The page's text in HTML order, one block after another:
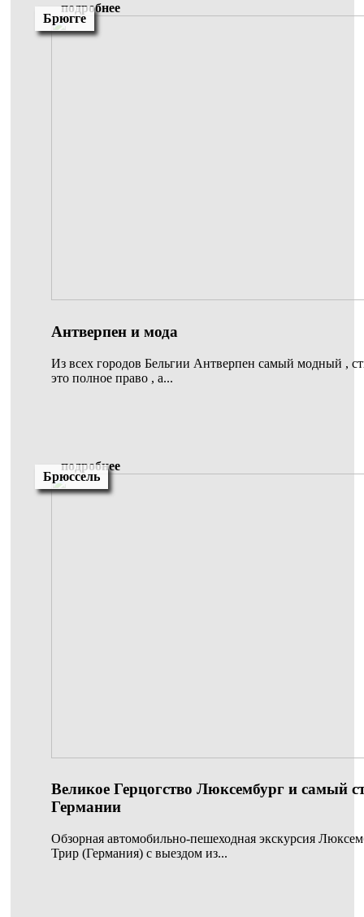
подробнее
Брюгге
Антверпен и мода
Из всех городов Бельгии Антверпен самый модный ,
это полное право , а...
подробнее
Брюссель
Великое Герцогство Люксембург и самый
Германии
Обзорная автомобильно-пешеходная экскурсия
Трир (Германия) с выездом из...